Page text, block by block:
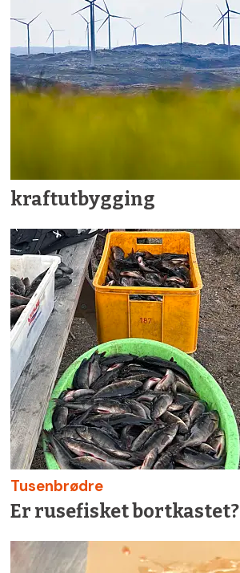
kraftutbygging
Tusenbrødre
Er rusefisket bortkastet?